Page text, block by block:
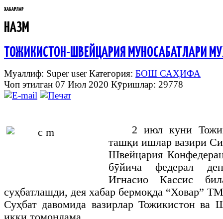
ХАБАРЛАР
НАЗМ
ТОЖИКИСТОН-ШВЕЙЦАРИЯ МУНОСАБАТЛАРИ
Муаллиф: Super userКатегория: БОШ САҲИФА
Чоп этилган 07 Июл 2020 Кӯришлар: 29778
2 июл куни
ташқи ишлар вазири
Швейцария
бӯйича федерал
Игнасио Кассис
суҳбатлашди, дея хабар бермоқда “Ховар”
Суҳбат давомида вазирлар Тожикистон ва